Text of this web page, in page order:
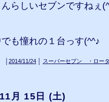
らしいセブンですねぇ
も憧れの１台っす(^^♪
2014/11/24 スーパーセブン ・ロー
月 15日 (土)